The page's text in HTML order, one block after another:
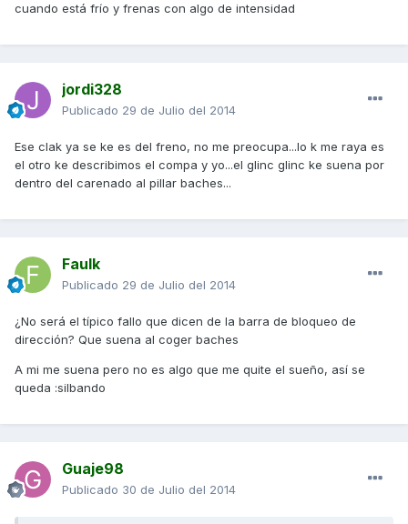
cuando está frío y frenas con algo de intensidad
jordi328
Publicado 29 de Julio del 2014
Ese clak ya se ke es del freno, no me preocupa...lo k me raya es
el otro ke describimos el compa y yo...el glinc glinc ke suena por
dentro del carenado al pillar baches...
Faulk
Publicado 29 de Julio del 2014
¿No será el típico fallo que dicen de la barra de bloqueo de
dirección? Que suena al coger baches
A mi me suena pero no es algo que me quite el sueño, así se
queda :silbando
Guaje98
Publicado 30 de Julio del 2014